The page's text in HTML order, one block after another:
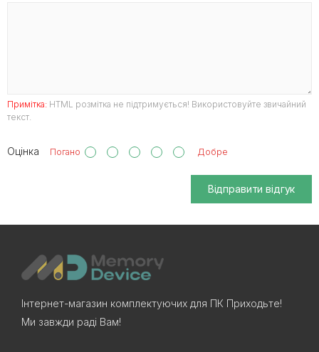
Примітка: HTML розмітка не підтримується! Використовуйте звичайний
текст.
Оцінка Погано Добре
Відправити відгук
Інтернет-магазин комплектуючих для ПК Приходьте!
Ми завжди раді Вам!